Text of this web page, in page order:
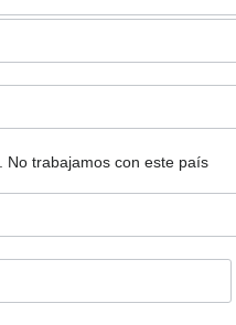
No trabajamos con este país